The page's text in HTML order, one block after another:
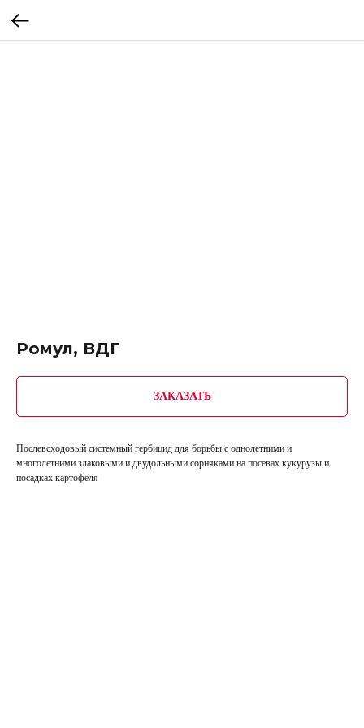
Ромул, ВДГ
ЗАКАЗАТЬ
Послевсходовый системный гербицид для борьбы с однолетними и
многолетними злаковыми и двудольными сорняками на посевах кукурузы и
посадках картофеля